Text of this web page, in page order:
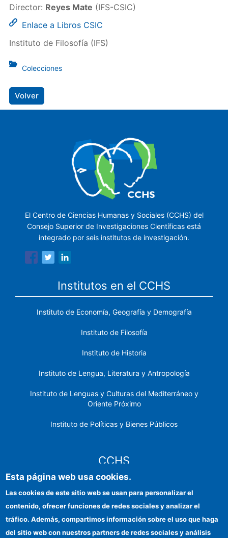
Director: Reyes Mate (IFS-CSIC)
Enlace a Libros CSIC
Instituto de Filosofía (IFS)
Colecciones
Volver
El Centro de Ciencias Humanas y Sociales (CCHS) del
Consejo Superior de Investigaciones Científicas está
integrado por seis institutos de investigación.
Institutos en el CCHS
Instituto de Economía, Geografía y Demografía
Instituto de Filosofía
Instituto de Historia
Instituto de Lengua, Literatura y Antropología
Instituto de Lenguas y Culturas del Mediterráneo y
Oriente Próximo
Instituto de Políticas y Bienes Públicos
CCHS
Identidad institucional
Esta página web usa cookies.
Las cookies de este sitio web se usan para personalizar el
contenido, ofrecer funciones de redes sociales y analizar el
tráfico. Además, compartimos información sobre el uso que haga
del sitio web con nuestros partners de redes sociales y análisis